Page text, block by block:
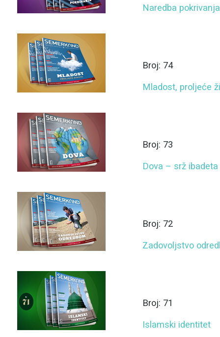
Naredba pokrivanja
Broj: 74
Mladost, proljeće
Broj: 73
Dova – srž ibadeta
Broj: 72
Zadovoljstvo
Broj: 71
Islamski identitet